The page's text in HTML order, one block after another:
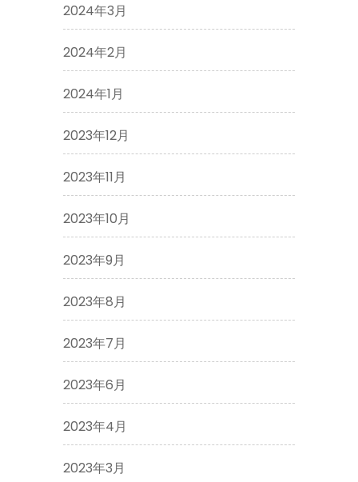
2024年3月
2024年2月
2024年1月
2023年12月
2023年11月
2023年10月
2023年9月
2023年8月
2023年7月
2023年6月
2023年4月
2023年3月